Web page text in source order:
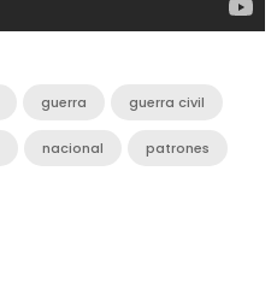
guerra guerra civil
nacional patrones